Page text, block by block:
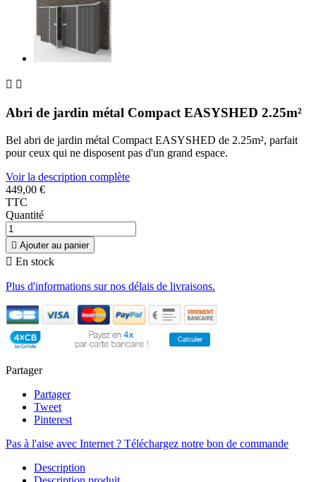
 
Abri de jardin métal Compact EASYSHED 2.25m²
Bel abri de jardin métal Compact EASYSHED de 2.25m², parfait
pour ceux qui ne disposent pas d'un grand espace.
Voir la description complète
449,00 €
TTC
Quantité
 Ajouter au panier
 En stock
Plus d'informations sur nos délais de livraisons.
Partager
Partager
Tweet
Pinterest
Pas à l'aise avec Internet ? Téléchargez notre bon de commande
Description